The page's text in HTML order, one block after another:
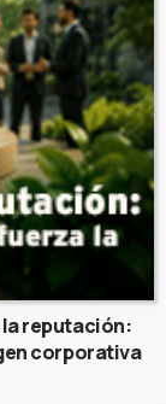
la reputación:
corporativa